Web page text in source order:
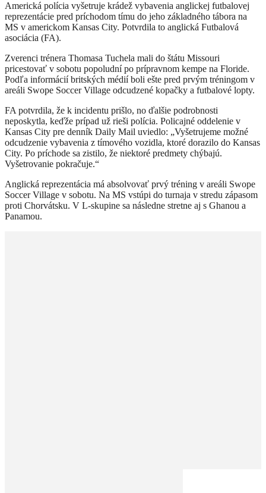
Americká polícia vyšetruje krádež vybavenia anglickej futbalovej
reprezentácie pred príchodom tímu do jeho základného tábora na
MS v americkom Kansas City. Potvrdila to anglická Futbalová
asociácia (FA).
Zverenci trénera Thomasa Tuchela mali do štátu Missouri
pricestovať v sobotu popoludní po prípravnom kempe na Floride.
Podľa informácií britských médií boli ešte pred prvým tréningom v
areáli Swope Soccer Village odcudzené kopačky a futbalové lopty.
FA potvrdila, že k incidentu prišlo, no ďalšie podrobnosti
neposkytla, keďže prípad už rieši polícia. Policajné oddelenie v
Kansas City pre denník Daily Mail uviedlo: „Vyšetrujeme možné
odcudzenie vybavenia z tímového vozidla, ktoré dorazilo do Kansas
City. Po príchode sa zistilo, že niektoré predmety chýbajú.
Vyšetrovanie pokračuje.“
Anglická reprezentácia má absolvovať prvý tréning v areáli Swope
Soccer Village v sobotu. Na MS vstúpi do turnaja v stredu zápasom
proti Chorvátsku. V L-skupine sa následne stretne aj s Ghanou a
Panamou.